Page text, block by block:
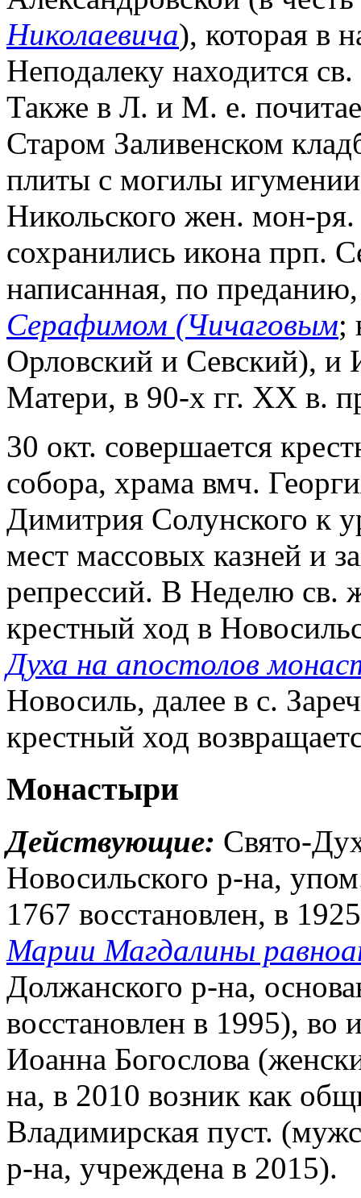
Николаевича), которая в
Неподалеку находится
Также в Л. и М. е.
Старом Заливенском
плиты с могилы игумении
Никольского жен. мон-
сохранились икона прп.
написанная, по
Серафимом (Чичаговым;
Орловский и Севский), и
Матери, в 90-х гг. XX в.
30 окт. совершается
собора, храма вмч.
Димитрия Солунского к
мест массовых казней и
репрессий. В Неделю св.
крестный ход в
Духа на апостолов
Новосиль, далее в с.
крестный ход
Монастыри
Действующие: Свято-
Новосильского р-на,
1767 восстановлен, в
Марии Магдалины
Должанского р-на,
восстановлен в 1995), во
Иоанна Богослова
на, в 2010 возник как
Владимирская пуст.
р-на, учреждена в 2015).